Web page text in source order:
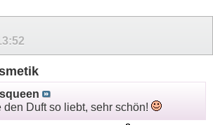
Duft so liebt, sehr schön!